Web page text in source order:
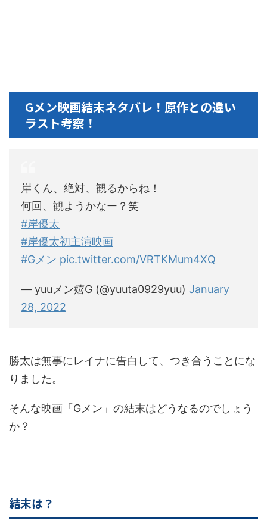
Gメン映画結末ネタバレ！原作との違い
ラスト考察！
岸くん、絶対、観るからね！
何回、観ようかなー？笑
#岸優太
#岸優太初主演映画
#Gメン pic.twitter.com/VRTKMum4XQ
— yuuメン嬉G (@yuuta0929yuu) January
28, 2022
勝太は無事にレイナに告白して、つき合うことにな
りました。
そんな映画「Gメン」の結末はどうなるのでしょう
か？
結末は？